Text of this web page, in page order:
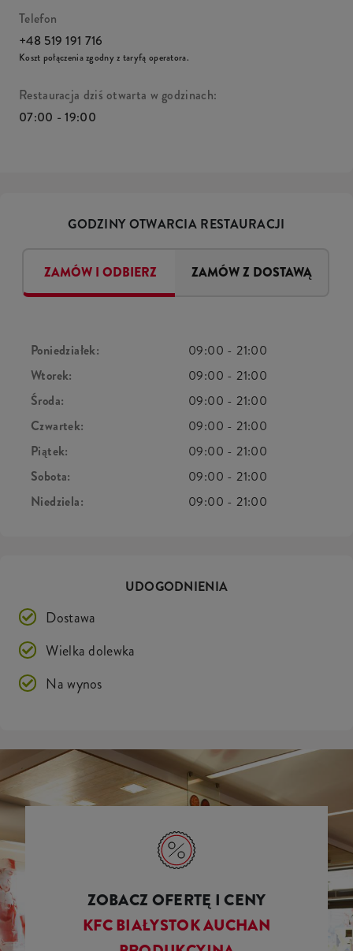
Telefon
+48 519 191 716
Koszt połączenia zgodny z taryfą operatora.
Restauracja dziś otwarta w godzinach:
07:00 - 19:00
GODZINY OTWARCIA RESTAURACJI
ZAMÓW I ODBIERZ ZAMÓW Z DOSTAWĄ
Poniedziałek: 09:00 -21:00
Wtorek:
09:00 -21:00
Środa:
09:00 -21:00
Czwartek:
09:00 -21:00
Piątek:
09:00 -21:00
Sobota:
09:00 -21:00
Niedziela:
09:00 -21:00
UDOGODNIENIA
Dostawa
Wielka dolewka
Na wynos
ZOBACZ OFERTĘ I CENY
KFC BIAŁYSTOK AUCHAN